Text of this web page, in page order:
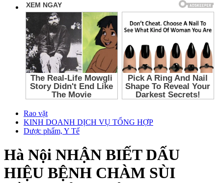
Rao vặt
KINH DOANH DỊCH VỤ TỔNG HỢP
Dược phẩm, Y Tế
Hà Nội NHẬN BIẾT DẤU
HIỆU BỆNH CHÀM SÙI